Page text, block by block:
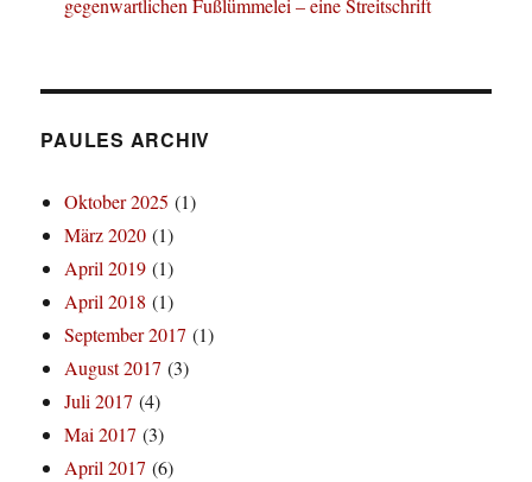
gegenwartlichen Fußlümmelei – eine Streitschrift
PAULES ARCHIV
Oktober 2025 (1)
März 2020 (1)
April 2019 (1)
April 2018 (1)
September 2017 (1)
August 2017 (3)
Juli 2017 (4)
Mai 2017 (3)
April 2017 (6)